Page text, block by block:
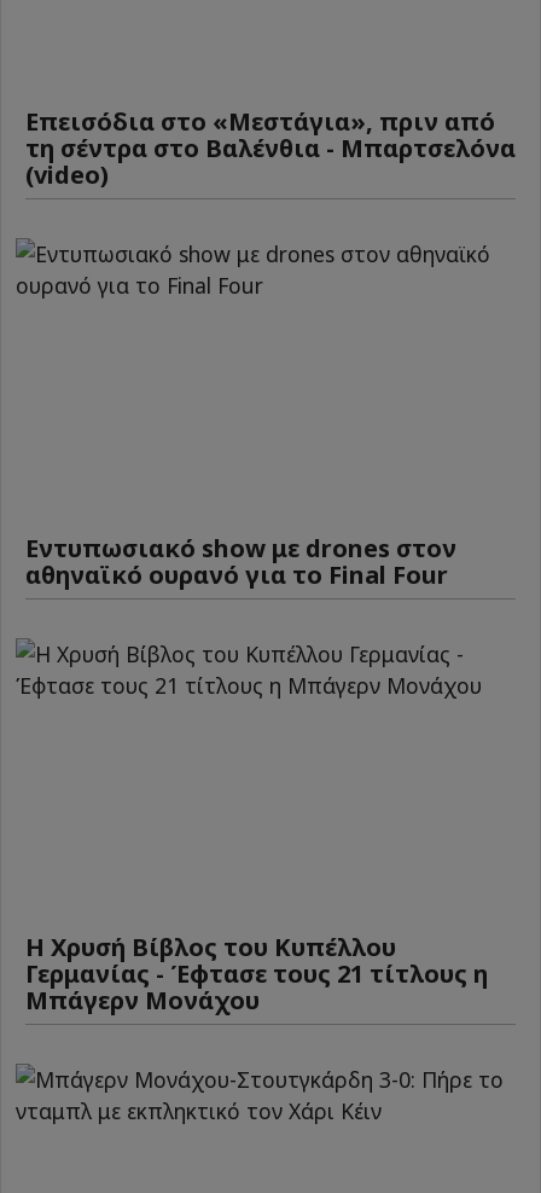
Επεισόδια στο «Μεστάγια», πριν από
τη σέντρα στο Βαλένθια - Μπαρτσελόνα
(video)
Εντυπωσιακό show με drones στον
αθηναϊκό ουρανό για το Final Four
Η Χρυσή Βίβλος του Κυπέλλου
Γερμανίας - Έφτασε τους 21 τίτλους η
Μπάγερν Μονάχου